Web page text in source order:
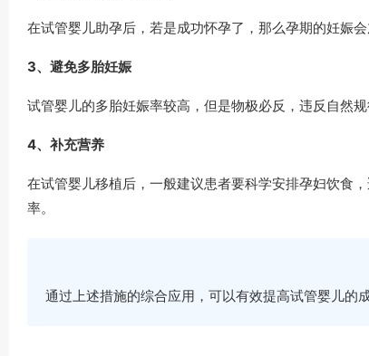
在试管婴儿助孕后，若是成功怀孕了，那么孕期的妊娠
3、避免多胎妊娠
试管婴儿的多胎妊娠率较高，但是物极必反，违反自然
4、补充营养
在试管婴儿移植后，一般建议患者要科学安排孕妇饮食
率。
通过上述措施的综合应用，可以有效提高试管婴儿的